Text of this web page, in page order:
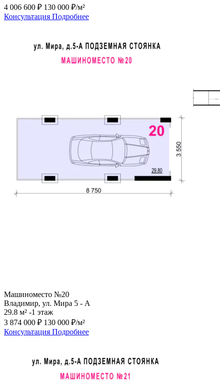
4 006 600 ₽ 130 000 ₽/м²
Консультация Подробнее
Машиноместо №20
Владимир, ул. Мира 5 - А
29.8 м² -1 этаж
3 874 000 ₽ 130 000 ₽/м²
Консультация Подробнее